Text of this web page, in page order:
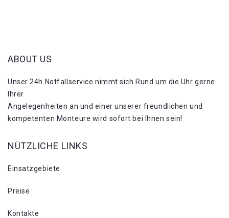
ABOUT US
Unser 24h Notfallservice nimmt sich Rund um die Uhr gerne
Ihrer
Angelegenheiten an und einer unserer freundlichen und
kompetenten Monteure wird sofort bei Ihnen sein!
NÜTZLICHE LINKS
Einsatzgebiete
Preise
Kontakte